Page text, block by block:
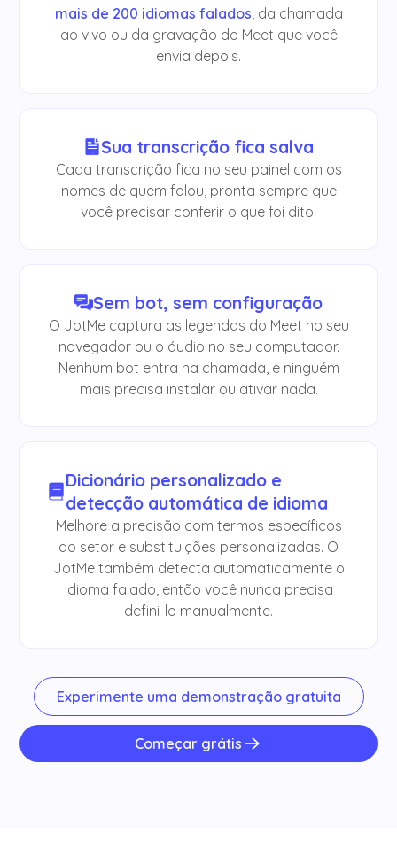
mais de 200 idiomas falados , da chamada
ao vivo ou da gravação do Meet que você
envia depois.
Sua transcrição fica salva
Cada transcrição fica no seu painel com os
nomes de quem falou, pronta sempre que
você precisar conferir o que foi dito.
Sem bot, sem configuração
O JotMe captura as legendas do Meet no seu
navegador ou o áudio no seu computador.
Nenhum bot entra na chamada, e ninguém
mais precisa instalar ou ativar nada.
Dicionário personalizado e
detecção automática de idioma
Melhore a precisão com termos específicos
do setor e substituições personalizadas. O
JotMe também detecta automaticamente o
idioma falado, então você nunca precisa
defini-lo manualmente.
Experimente uma demonstração gratuita
Começar grátis